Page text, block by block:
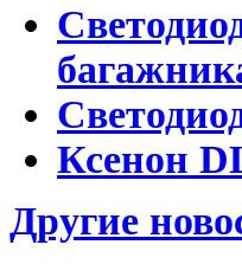
Ксенон
Другие